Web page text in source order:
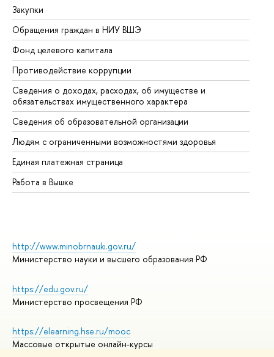
Закупки
Обращения граждан в НИУ ВШЭ
Фонд целевого капитала
Противодействие коррупции
Сведения о доходах, расходах, об имуществе и
обязательствах имущественного характера
Сведения об образовательной организации
Людям с ограниченными возможностями здоровья
Единая платежная страница
Работа в Вышке
http://www.minobrnauki.gov.ru/
Министерство науки и высшего образования РФ
https://edu.gov.ru/
Министерство просвещения РФ
https://elearning.hse.ru/mooc
Массовые открытые онлайн-курсы